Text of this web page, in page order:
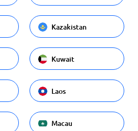
Kazakistan
Kuwait
Laos
Macau